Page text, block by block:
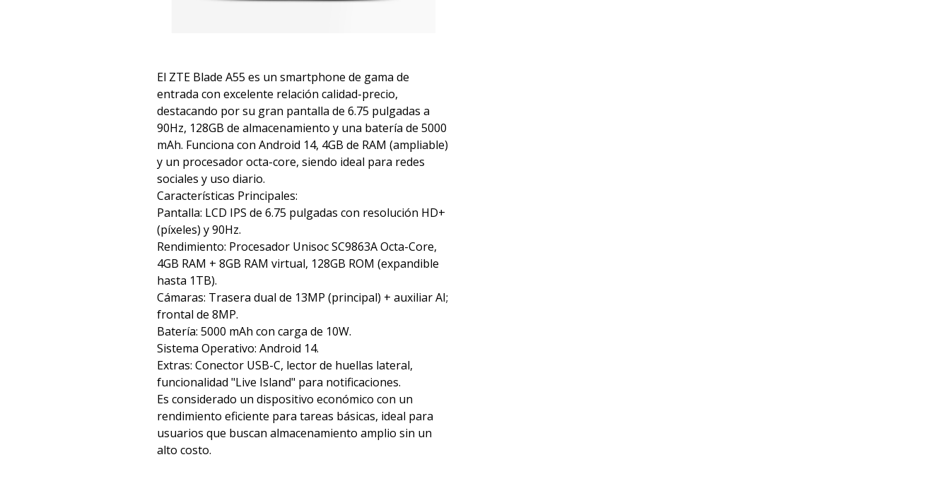
El ZTE Blade A55 es un smartphone de gama de
entrada con excelente relación calidad-precio,
destacando por su gran pantalla de 6.75 pulgadas a
90Hz, 128GB de almacenamiento y una batería de 5000
mAh. Funciona con Android 14, 4GB de RAM (ampliable)
y un procesador octa-core, siendo ideal para redes
sociales y uso diario.
Características Principales:
Pantalla: LCD IPS de 6.75 pulgadas con resolución HD+
(píxeles) y 90Hz.
Rendimiento: Procesador Unisoc SC9863A Octa-Core,
4GB RAM + 8GB RAM virtual, 128GB ROM (expandible
hasta 1TB).
Cámaras: Trasera dual de 13MP (principal) + auxiliar AI;
frontal de 8MP.
Batería: 5000 mAh con carga de 10W.
Sistema Operativo: Android 14.
Extras: Conector USB-C, lector de huellas lateral,
funcionalidad "Live Island" para notificaciones.
Es considerado un dispositivo económico con un
rendimiento eficiente para tareas básicas, ideal para
usuarios que buscan almacenamiento amplio sin un
alto costo.